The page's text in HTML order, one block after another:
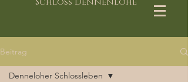
Beitrag
Denneloher Schlossleben